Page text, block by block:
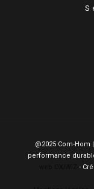
@2025 Com-
performance
-